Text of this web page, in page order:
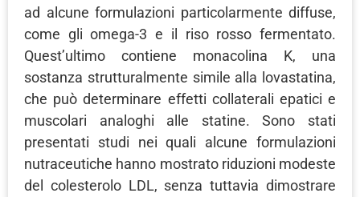
ad alcune formulazioni particolarmente diffuse,
come gli omega-3 e il riso rosso fermentato.
Quest’ultimo contiene monacolina K, una
sostanza strutturalmente simile alla lovastatina,
che può determinare effetti collaterali epatici e
muscolari analoghi alle statine. Sono stati
presentati studi nei quali alcune formulazioni
nutraceutiche hanno mostrato riduzioni modeste
del colesterolo LDL, senza tuttavia dimostrare